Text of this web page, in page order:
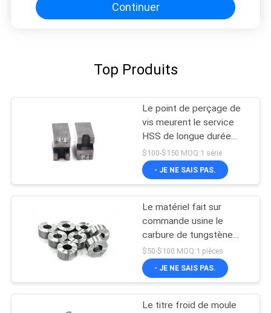
Continuer
Top Produits
Le point de perçage de
vis meurent le service
HSS de longue durée
visse la matrice de
perçage
$100-$150 MOQ:1 série
- JE NE SAIS PAS.
Le matériel fait sur
commande usine le
carbure de tungstène
meurent pour des
moules de vis
$50-$100 MOQ:1 pièces
- JE NE SAIS PAS.
Le titre froid de moule